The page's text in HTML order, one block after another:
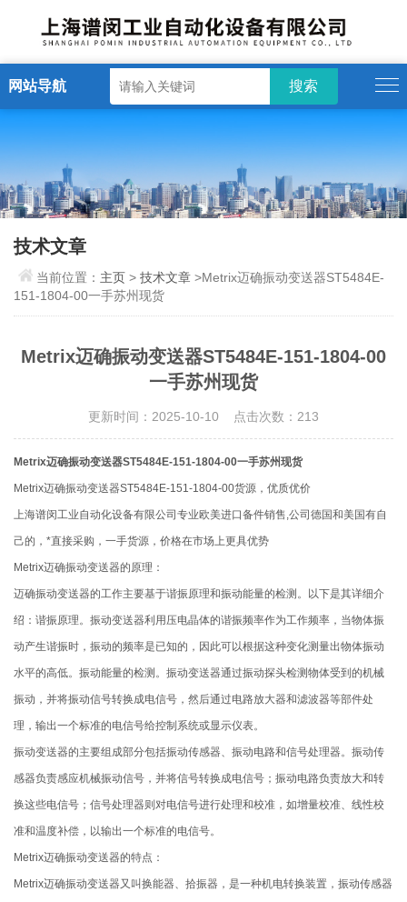
网站导航
技术文章
当前位置： 主页 >技术文章 >Metrix迈确振动变送器ST5484E-
151-1804-00一手苏州现货
Metrix迈确振动变送器ST5484E-151-1804-00
一手苏州现货
更新时间：2025-10-10 点击次数：213
Metrix迈确振动变送器ST5484E-151-1804-00一手苏州现货
Metrix迈确振动变送器ST5484E-151-1804-00货源，优质优价
上海谱闵工业自动化设备有限公司专业欧美进口备件销售,公司德国和美国有自
己的，*直接采购，一手货源，价格在市场上更具优势
Metrix迈确振动变送器的原理：
迈确振动变送器的工作主要基于谐振原理和振动能量的检测。以下是其详细介
绍：谐振原理。振动变送器利用压电晶体的谐振频率作为工作频率，当物体振
动产生谐振时，振动的频率是已知的，因此可以根据这种变化测量出物体振动
水平的高低。振动能量的检测。振动变送器通过振动探头检测物体受到的机械
振动，并将振动信号转换成电信号，然后通过电路放大器和滤波器等部件处
理，输出一个标准的电信号给控制系统或显示仪表。
振动变送器的主要组成部分包括振动传感器、振动电路和信号处理器。振动传
感器负责感应机械振动信号，并将信号转换成电信号；振动电路负责放大和转
换这些电信号；信号处理器则对电信号进行处理和校准，如增量校准、线性校
准和温度补偿，以输出一个标准的电信号。
Metrix迈确振动变送器的特点：
Metrix迈确振动变送器又叫换能器、拾振器，是一种机电转换装置，振动传感器